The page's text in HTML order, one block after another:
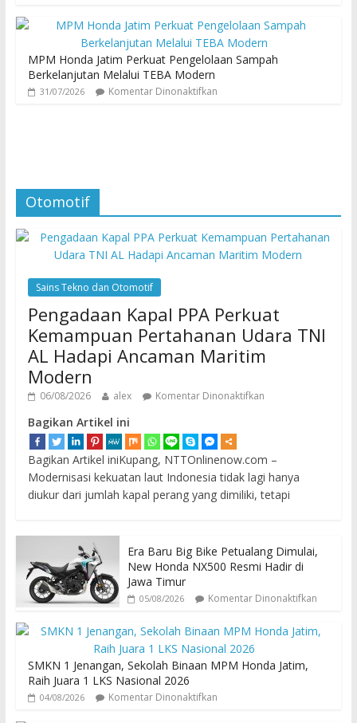
MPM Honda Jatim Perkuat Pengelolaan Sampah
Berkelanjutan Melalui TEBA Modern
31/07/2026 Komentar Dinonaktifkan
Otomotif
Sains Tekno dan Otomotif
Pengadaan Kapal PPA Perkuat
Kemampuan Pertahanan Udara TNI
AL Hadapi Ancaman Maritim
Modern
06/08/2026 alex Komentar Dinonaktifkan
Bagikan Artikel ini
Bagikan Artikel iniKupang, NTTOnlinenow.com –
Modernisasi kekuatan laut Indonesia tidak lagi hanya
diukur dari jumlah kapal perang yang dimiliki, tetapi
Era Baru Big Bike Petualang Dimulai,
New Honda NX500 Resmi Hadir di
Jawa Timur
05/08/2026 Komentar Dinonaktifkan
SMKN 1 Jenangan, Sekolah Binaan MPM Honda Jatim,
Raih Juara 1 LKS Nasional 2026
04/08/2026 Komentar Dinonaktifkan